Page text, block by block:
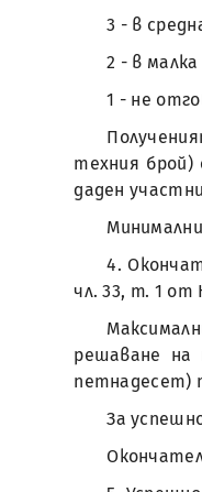
3 - в
2 - в
1 - не
техния
даден
4.
чл. 33, т. 1
решаване
петнадесет)
За